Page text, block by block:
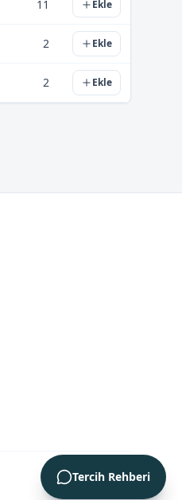
11 Ekle
2 Ekle
2 Ekle
Tercih Rehberi